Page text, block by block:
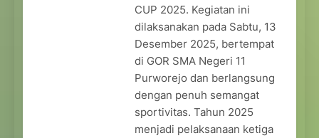
CUP 2025. Kegiatan ini
dilaksanakan pada Sabtu, 13
Desember 2025, bertempat
di GOR SMA Negeri 11
Purworejo dan berlangsung
dengan penuh semangat
sportivitas. Tahun 2025
menjadi pelaksanaan ketiga